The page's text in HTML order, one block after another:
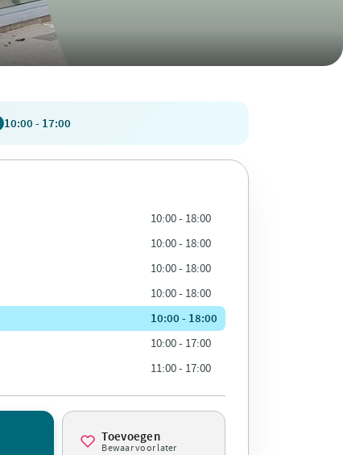
10:00 - 17:00
10:00 - 18:00
10:00 - 18:00
10:00 - 18:00
10:00 - 18:00
10:00 - 18:00
10:00 - 17:00
11:00 - 17:00
Toevoegen
Bewaar voor later